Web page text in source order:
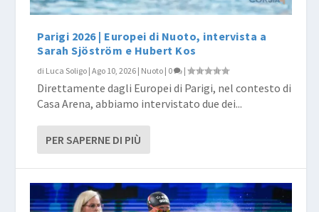
Parigi 2026 | Europei di Nuoto, intervista a
Sarah Sjöström e Hubert Kos
di Luca Soligo |Ago 10, 2026 | Nuoto | 0 |
Direttamente dagli Europei di Parigi, nel contesto di
Casa Arena, abbiamo intervistato due dei...
PER SAPERNE DI PIÙ